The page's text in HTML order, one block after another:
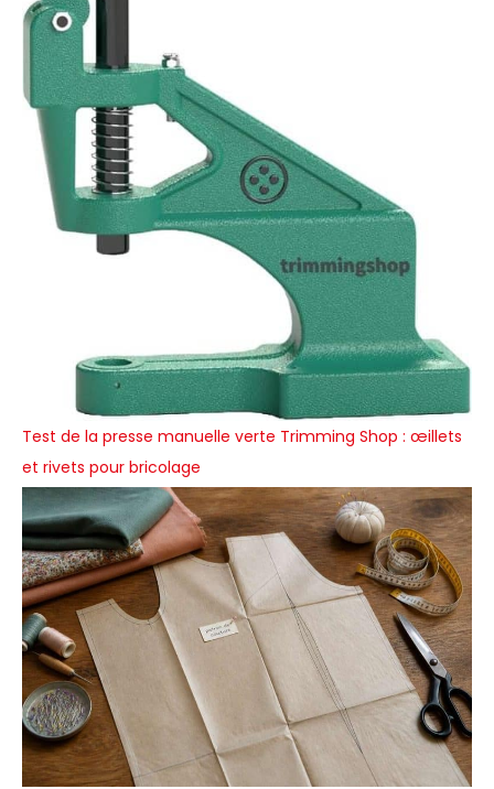
Test de la presse manuelle verte Trimming Shop : œillets
et rivets pour bricolage